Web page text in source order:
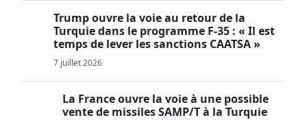
Trump ouvre la voie au retour de la
Turquie dans le programme F-35 : « Il est
temps de lever les sanctions CAATSA »
7 juillet 2026
La France ouvre la voie à une possible
vente de missiles SAMP/T à la Turquie